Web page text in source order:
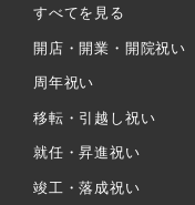
すべてを見る
開店・開業・開院祝い
周年祝い
移転・引越し祝い
就任・昇進祝い
竣工・落成祝い